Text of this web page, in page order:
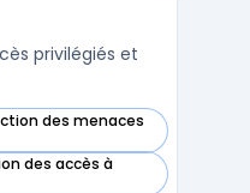
aux comptes à
privilégiés et
des menaces
des accès à